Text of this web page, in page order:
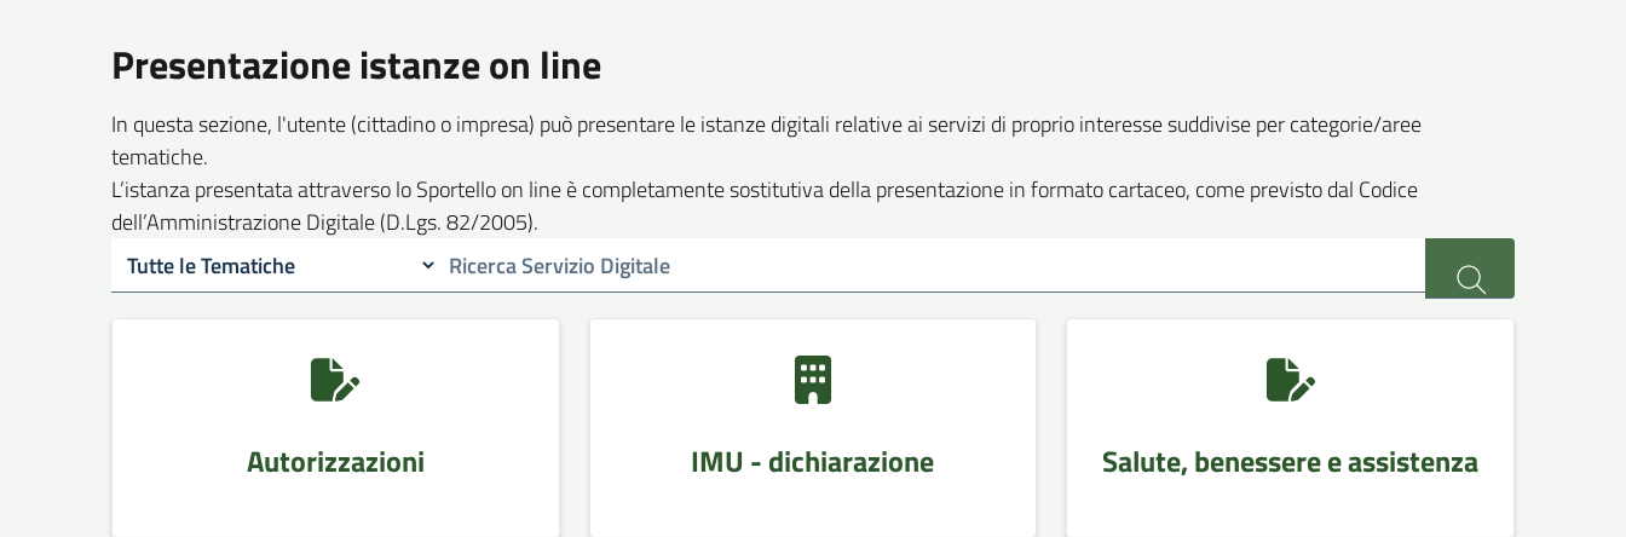
Presentazione istanze on line
In questa sezione, l'utente (cittadino o impresa) può presentare le istanze digitali relative ai servizi di proprio interesse suddivise per categorie/aree
tematiche.
L’istanza presentata attraverso lo Sportello on line è completamente sostitutiva della presentazione in formato cartaceo, come previsto dal Codice
dell’Amministrazione Digitale (D.Lgs. 82/2005).
Autorizzazioni IMU - dichiarazione Salute, benessere e assistenza